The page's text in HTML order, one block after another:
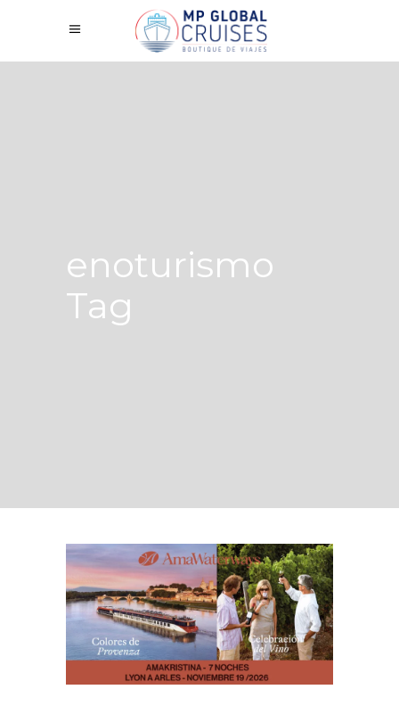
enoturismo
Tag